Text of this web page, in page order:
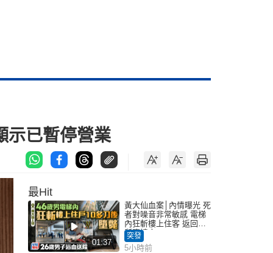
示已暫停營業
最Hit
01:37
黃大仙血案│內情曝光 死
者對噪音非常敏感 電梯
內狂斬樓上住客 返回住
所墮樓亡
突發
5小時前